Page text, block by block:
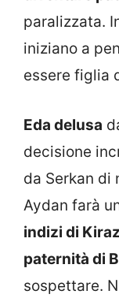
paralizzata.
iniziano a
essere figlia
Eda delusa
decisione
da Serkan di
Aydan farà
indizi di
paternità di
sospettare.